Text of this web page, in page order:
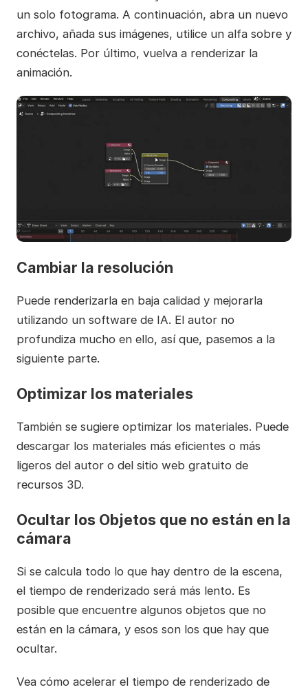
un solo fotograma. A continuación, abra un nuevo
archivo, añada sus imágenes, utilice un alfa sobre y
conéctelas. Por último, vuelva a renderizar la
animación.
Cambiar la resolución
Puede renderizarla en baja calidad y mejorarla
utilizando un software de IA. El autor no
profundiza mucho en ello, así que, pasemos a la
siguiente parte.
Optimizar los materiales
También se sugiere optimizar los materiales. Puede
descargar los materiales más eficientes o más
ligeros del autor o del sitio web gratuito de
recursos 3D.
Ocultar los Objetos que no están en la
cámara
Si se calcula todo lo que hay dentro de la escena,
el tiempo de renderizado será más lento. Es
posible que encuentre algunos objetos que no
están en la cámara, y esos son los que hay que
ocultar.
Vea cómo acelerar el tiempo de renderizado de